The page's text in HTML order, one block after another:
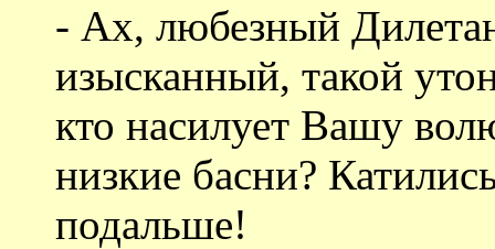
- Ах, любезный
изысканный, такой
кто насилует Вашу
низкие басни?
подальше!